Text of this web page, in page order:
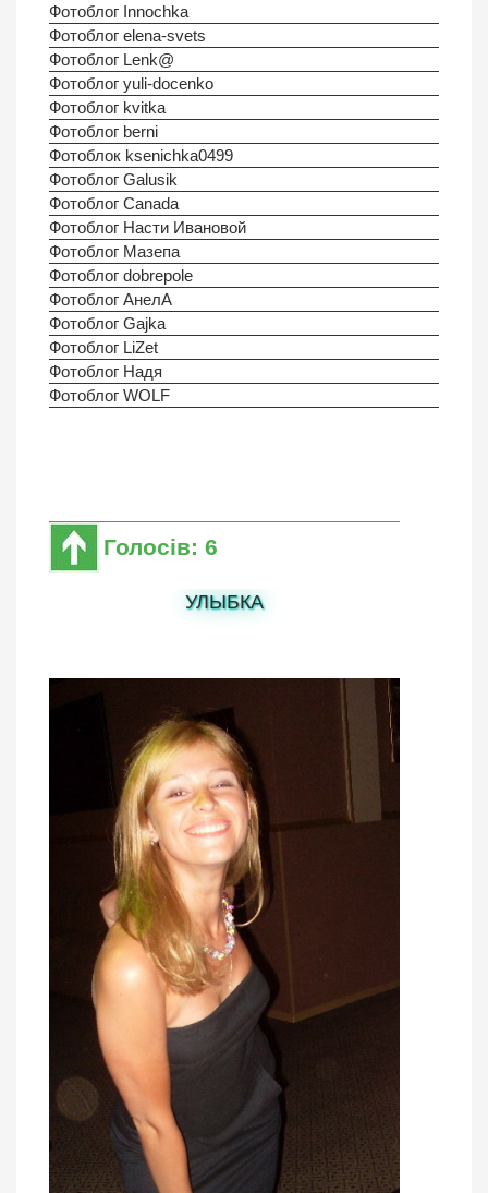
Фотоблог Innochka
Фотоблог elena-svets
Фотоблог Lenk@
Фотоблог yuli-docenko
Фотоблог kvitka
Фотоблог berni
Фотоблок ksenichka0499
Фотоблог Galusik
Фотоблог Canada
Фотоблог Насти Ивановой
Фотоблог Мазепа
Фотоблог dobrepole
Фотоблог АнелА
Фотоблог Gajka
Фотоблог LiZet
Фотоблог Надя
Фотоблог WOLF
Голосів: 6
УЛЫБКА